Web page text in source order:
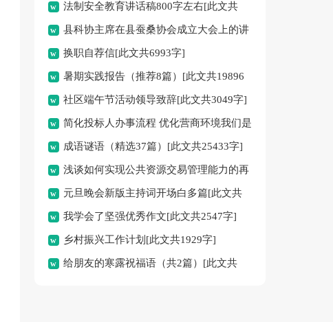
法制安全教育讲话稿800字左右[此文共
7166字]
县科协主席在县蚕桑协会成立大会上的讲
话[此文共2415字]
换职自荐信[此文共6993字]
暑期实践报告（推荐8篇）[此文共19896
字] 社区端午节活动领导致辞[此文共3049字]
简化投标人办事流程 优化营商环境我们是
认真的[此文共362字]
成语谜语（精选37篇）[此文共25433字]
浅谈如何实现公共资源交易管理能力的再
提升[此文共3195字]
元旦晚会新版主持词开场白多篇[此文共
2031字]
我学会了坚强优秀作文[此文共2547字]
乡村振兴工作计划[此文共1929字]
给朋友的寒露祝福语（共2篇）[此文共